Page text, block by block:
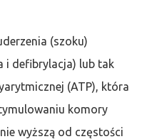
(szoku)
i defibrylacja) lub tak
(ATP), która
komory
wyższą od częstości